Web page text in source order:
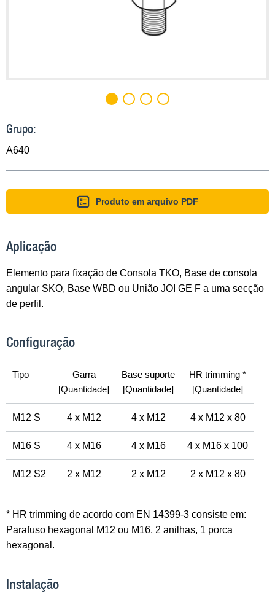
Grupo:
A640
Produto em arquivo PDF
Aplicação
Elemento para fixação de Consola TKO, Base de consola
angular SKO, Base WBD ou União JOI GE F a uma secção
de perfil.
Configuração
Tipo
Garra
[Quantidade]
Base suporte
[Quantidade]
HR trimming *
[Quantidade]
M12 S 4 x M12 4 x M12 4 x M12 x 80
M16 S 4 x M16 4 x M16 4 x M16 x 100
M12 S2 2 x M12 2 x M12 2 x M12 x 80
* HR trimming de acordo com EN 14399-3 consiste em:
Parafuso hexagonal M12 ou M16, 2 anilhas, 1 porca
hexagonal.
Instalação